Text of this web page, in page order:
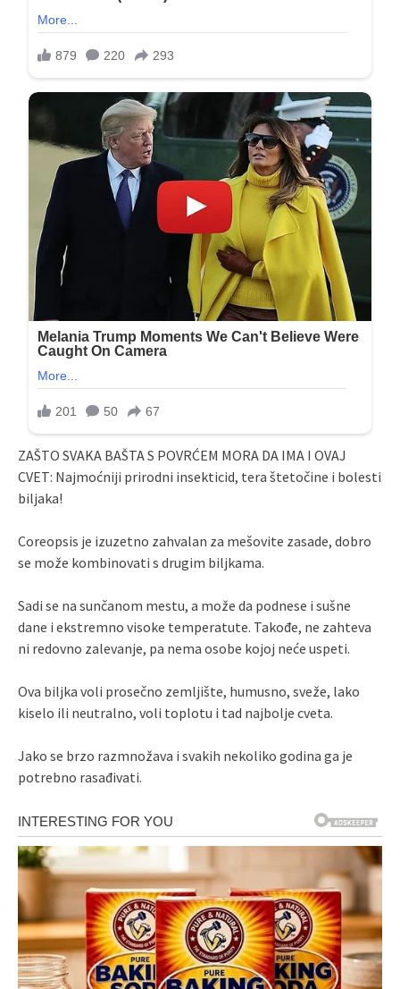
ZAŠTO SVAKA BAŠTA S POVRĆEM MORA DA IMA I OVAJ
CVET: Najmoćniji prirodni insekticid, tera štetočine i bolesti
biljaka!
Coreopsis je izuzetno zahvalan za mešovite zasade, dobro
se može kombinovati s drugim biljkama.
Sadi se na sunčanom mestu, a može da podnese i sušne
dane i ekstremno visoke temperatute. Takođe, ne zahteva
ni redovno zalevanje, pa nema osobe kojoj neće uspeti.
Ova biljka voli prosečno zemljište, humusno, sveže, lako
kiselo ili neutralno, voli toplotu i tad najbolje cveta.
Jako se brzo razmnožava i svakih nekoliko godina ga je
potrebno rasađivati.